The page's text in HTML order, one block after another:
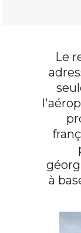
Le
à